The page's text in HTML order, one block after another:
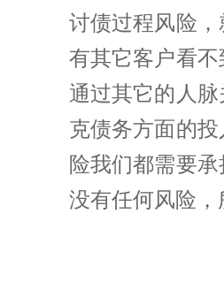
讨债过程风险
有其它客户看
通过其它的人
克债务方面的
险我们都需要
没有任何风险，